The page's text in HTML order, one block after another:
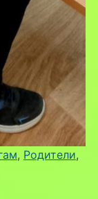
, Родители